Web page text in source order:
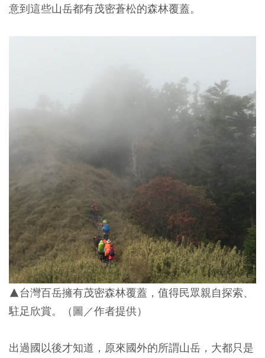
意到這些山岳都有茂密蒼松的森林覆蓋。
▲台灣百岳擁有茂密森林覆蓋，值得民眾親自探索、
駐足欣賞。（圖／作者提供）
出過國以後才知道，原來國外的所謂山岳，大都只是